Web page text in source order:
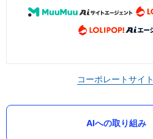
コーポレートサイト
AIへの取り組み